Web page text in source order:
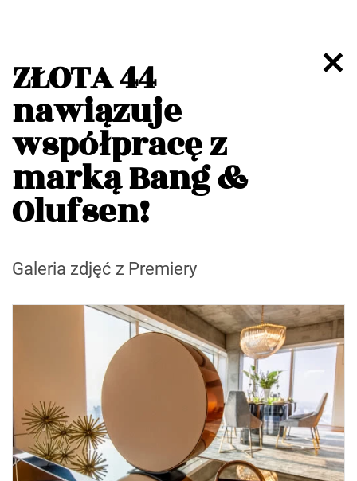
ZŁOTA 44
nawiązuje
współpracę z
marką Bang &
Olufsen!
Galeria zdjęć z Premiery